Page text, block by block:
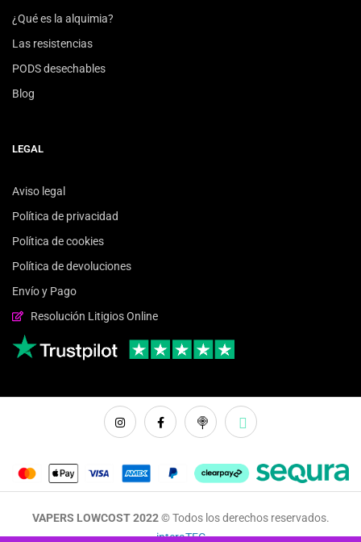
¿Qué es la alquimia?
Las resistencias
PODS desechables
Blog
LEGAL
Aviso legal
Política de privacidad
Política de cookies
Política de devoluciones
Envío y Pago
Resolución Litigios Online
VAPERS LOWCOST 2022 ©Todos los derechos reservados.
interaTEC